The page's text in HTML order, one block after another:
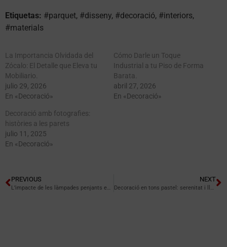
Etiquetas: #parquet, #disseny, #decoració, #interiors,
#materials
La Importancia Olvidada del
Zócalo: El Detalle que Eleva tu
Mobiliario.
julio 29, 2026
En «Decoració»
Cómo Darle un Toque
Industrial a tu Piso de Forma
Barata.
abril 27, 2026
En «Decoració»
Decoració amb fotografies:
històries a les parets
julio 11, 2025
En «Decoració»
PREVIOUS
L’impacte de les làmpades penjants en la decoració
NEXT
Decoració en tons pastel: serenitat i lluminositat